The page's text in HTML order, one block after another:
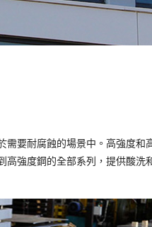
要耐腐蝕的場景中。高強度
強度鋼的全部系列，提供酸洗